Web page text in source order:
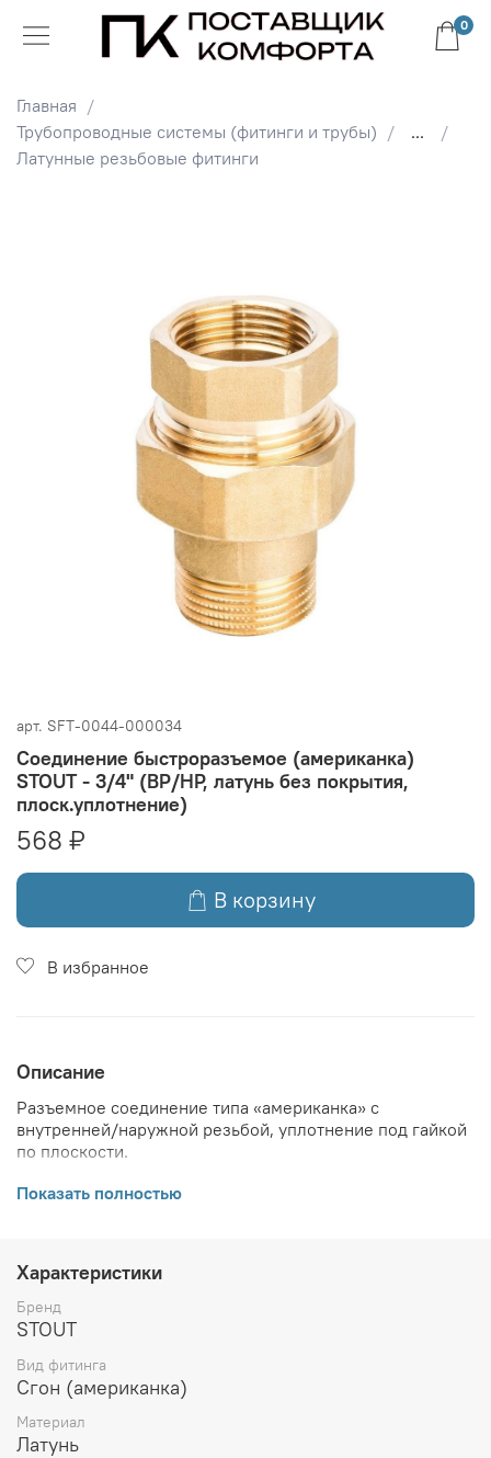
0
Главная
Трубопроводные системы (фитинги и трубы)
...
Латунные резьбовые фитинги
арт. SFT-0044-000034
Соединение быстроразъемое (американка)
STOUT - 3/4" (ВР/НР, латунь без покрытия,
плоск.уплотнение)
568 ₽
В корзину
В избранное
Описание
Разъемное соединение типа «американка» с
внутренней/наружной резьбой, уплотнение под гайкой
по плоскости.
ВНИМАНИЕ! Описание и фото товара, технические
производителя. Производитель оставляет за собой
право в любой момент без обязательного извещения
вносить изменения в дизайн и технические
свойств товара.
Показать полностью
Характеристики
Бренд
STOUT
Вид фитинга
Сгон (американка)
Материал
Латунь